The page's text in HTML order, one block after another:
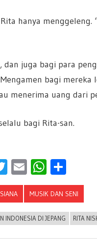
hanya menggeleng.
dan juga bagi para
bagi
menerima uang dari
bagi Rita-san.
Twitter
EmailShare
MUSIK DAN SENI
INDONESIA DI JEPANG RITA